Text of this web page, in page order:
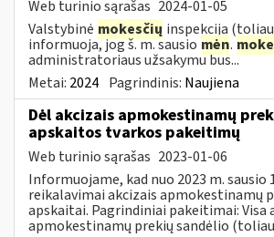
Web turinio sąrašas 2024-01-05
Valstybinė mokesčių inspekcija (toliau
informuoja, jog š. m. sausio mėn.
administratoriaus užsakymu bus...
Metai: 2024 Pagrindinis: Naujiena
Dėl akcizais apmokestinamų
apskaitos tvarkos pakeitimų
Web turinio sąrašas 2023-01-06
Informuojame, kad nuo 2023 m. sausio
reikalavimai akcizais apmokestinamų
apskaitai. Pagrindiniai pakeitimai: Visa
apmokestinamų prekių sandėlio (toliau